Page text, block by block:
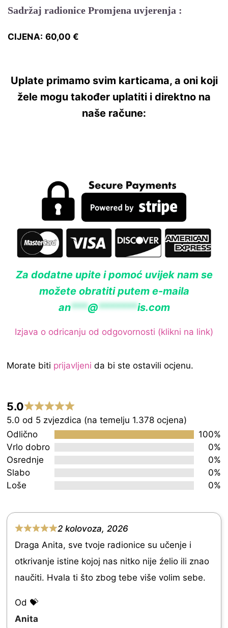
Sadržaj radionice Promjena uvjerenja :
CIJENA: 60,00 €
Uplate primamo svim karticama, a oni koji
žele mogu također uplatiti i direktno na
naše račune:
Za dodatne upite i pomoć uvijek nam se
možete obratiti putem e-maila
an***@*******is.com
Izjava o odricanju od odgovornosti (klikni na link)
Morate biti prijavljeni da bi ste ostavili ocjenu.
5.0
Rated
5.0
out
of
5.0 od 5 zvjezdica (na temelju 1.378 ocjena)
Odlično
100%
Vrlo dobro
0%
Osrednje
0%
Slabo
0%
Loše
0%
d
5
2 kolovoza, 2026
Draga Anita, sve tvoje radionice su učenje i
otkrivanje istine kojoj nas nitko nije źelio ili znao
naučiti. Hvala ti što zbog tebe više volim sebe.
Od 💝
Anita